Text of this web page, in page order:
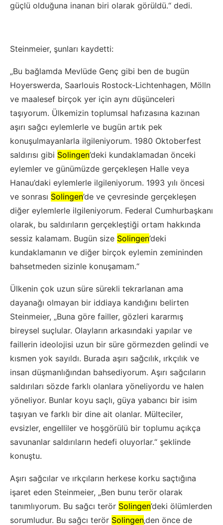
güçlü olduğuna inanan biri olarak görüldü.“ dedi.
Steinmeier, şunları kaydetti:
„Bu bağlamda Mevlüde Genç gibi ben de bugün
Hoyerswerda, Saarlouis Rostock-Lichtenhagen, Mölln
ve maalesef birçok yer için aynı düşünceleri
taşıyorum. Ülkemizin toplumsal hafızasına kazınan
aşırı sağcı eylemlerle ve bugün artık pek
konuşulmayanlarla ilgileniyorum. 1980 Oktoberfest
saldırısı gibi Solingen’deki kundaklamadan önceki
eylemler ve günümüzde gerçekleşen Halle veya
Hanau’daki eylemlerle ilgileniyorum. 1993 yılı öncesi
ve sonrası Solingen’de ve çevresinde gerçekleşen
diğer eylemlerle ilgileniyorum. Federal Cumhurbaşkanı
olarak, bu saldırıların gerçekleştiği ortam hakkında
sessiz kalamam. Bugün size Solingen’deki
kundaklamanın ve diğer birçok eylemin zemininden
bahsetmeden sizinle konuşamam.“
Ülkenin çok uzun süre sürekli tekrarlanan ama
dayanağı olmayan bir iddiaya kandığını belirten
Steinmeier, „Buna göre failler, gözleri kararmış
bireysel suçlular. Olayların arkasındaki yapılar ve
faillerin ideolojisi uzun bir süre görmezden gelindi ve
kısmen yok sayıldı. Burada aşırı sağcılık, ırkçılık ve
insan düşmanlığından bahsediyorum. Aşırı sağcıların
saldırıları sözde farklı olanlara yöneliyordu ve halen
yöneliyor. Bunlar koyu saçlı, güya yabancı bir isim
taşıyan ve farklı bir dine ait olanlar. Mülteciler,
evsizler, engelliler ve hoşgörülü bir toplumu açıkça
savunanlar saldırıların hedefi oluyorlar.“ şeklinde
konuştu.
Aşırı sağcılar ve ırkçıların herkese korku saçtığına
işaret eden Steinmeier, „Ben bunu terör olarak
tanımlıyorum. Bu sağcı terör Solingen’deki ölümlerden
sorumludur. Bu sağcı terör Solingen‚den önce de